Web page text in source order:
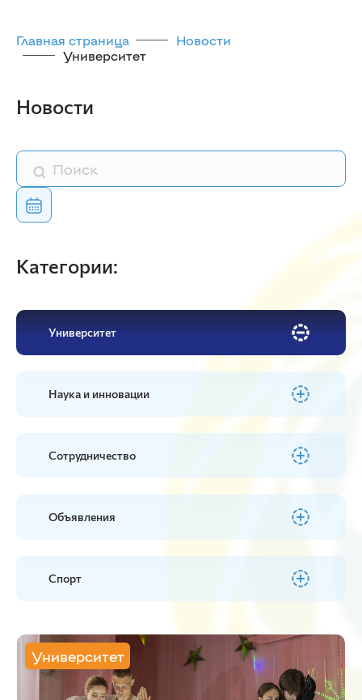
Главная страница
Новости
Университет
Новости
Категории:
Университет
Наука и инновации
Сотрудничество
Объявления
Спорт
Университет